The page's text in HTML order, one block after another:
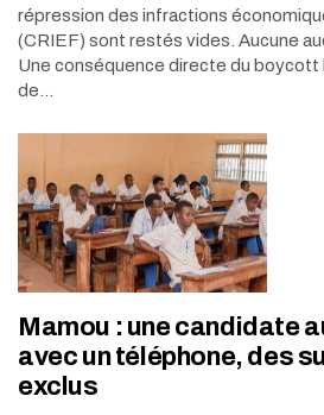
répression des infractions
(CRIEF) sont restés vides. Aucune
Une conséquence directe du boycott
de…
Mamou : une candidate
avec un téléphone, des
exclus